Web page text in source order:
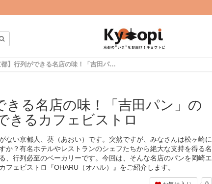
【京都】行列ができる名店の味！「吉田パン」のテイクアウトもできるカフェビストロ
きる名店の味！「吉田パン」の
きるカフェビストロ
ない京都人、葵（あおい）です。突然ですが、みなさんは松ヶ崎に
か？有名ホテルやレストランのシェフたちから絶大な支持を得る名
、行列必至のベーカリーです。今回は、そんな名店のパンを岡崎エ
フェビストロ『OHARU（オハル）』をご紹介します。